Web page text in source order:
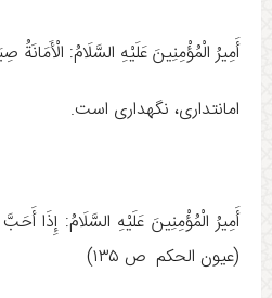
أَمِيرُ الْمُؤْمِنِينَ عَلَيْهِ السَّلَامُ: الْأَمَانَةُ
امانتدارى، نگهدارى است.
أَمِيرُ الْمُؤْمِنِينَ عَلَيْهِ السَّلَامُ: إِذَا
(عيون الحكم ص ۱۳۵)